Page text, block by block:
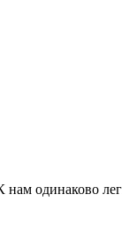
одинаково